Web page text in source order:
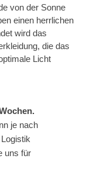
von der Sonne
einen herrlichen
wird das
die das
Licht
je nach
uns für